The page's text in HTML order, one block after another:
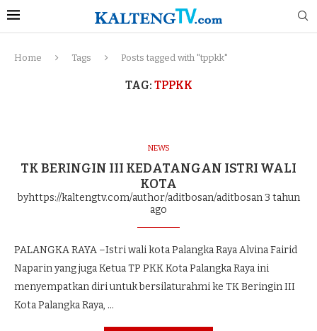
Home Tags Posts tagged with "tppkk"
TAG: TPPKK
NEWS
TK BERINGIN III KEDATANGAN ISTRI WALI
KOTA
byhttps://kaltengtv.com/author/aditbosan/aditbosan3 tahun
ago
PALANGKA RAYA –Istri wali kota Palangka Raya Alvina Fairid
Naparin yang juga Ketua TP PKK Kota Palangka Raya ini
menyempatkan diri untuk bersilaturahmi ke TK Beringin III
Kota Palangka Raya, …